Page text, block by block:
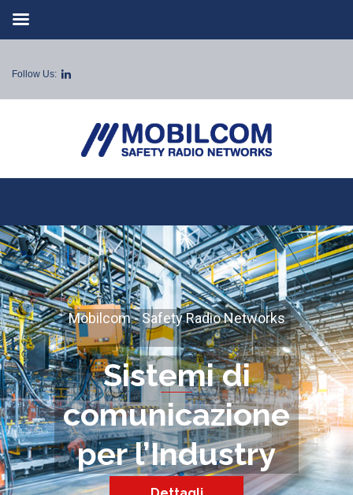
Follow Us:
Sistemi di
comunicazione
per l’Industry
Mobilcom - Safety Radio Networks